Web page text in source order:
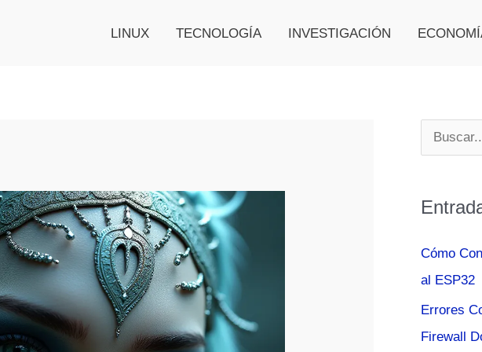
LINUX TECNOLOGÍA INVESTIGACIÓN
u
c
o
r
Cómo
al ESP32
Errores
Firewall